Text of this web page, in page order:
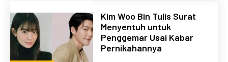
Kim Woo Bin Tulis Surat
Menyentuh untuk
Penggemar Usai Kabar
Pernikahannya